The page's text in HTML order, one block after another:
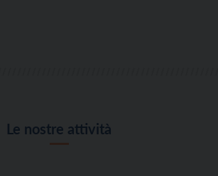
Le nostre attività